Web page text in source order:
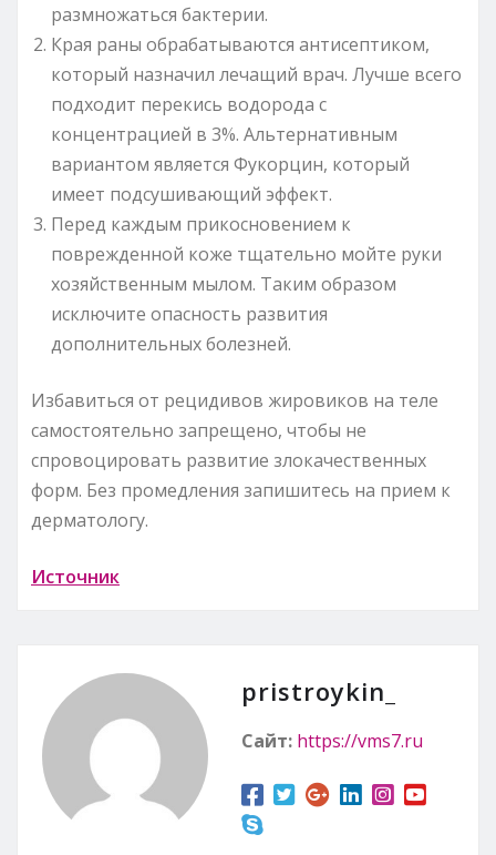
размножаться бактерии.
Края раны обрабатываются антисептиком,
который назначил лечащий врач. Лучше всего
подходит перекись водорода с
концентрацией в 3%. Альтернативным
вариантом является Фукорцин, который
имеет подсушивающий эффект.
Перед каждым прикосновением к
поврежденной коже тщательно мойте руки
хозяйственным мылом. Таким образом
исключите опасность развития
дополнительных болезней.
Избавиться от рецидивов жировиков на теле
самостоятельно запрещено, чтобы не
спровоцировать развитие злокачественных
форм. Без промедления запишитесь на прием к
дерматологу.
Источник
pristroykin_
Сайт: https://vms7.ru